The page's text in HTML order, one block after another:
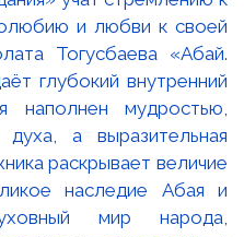
жизни алматинцев.
маршрута стал наш
Шорохова, которые
в Алматы». Так
пределы музейного
нас в город — к
привыкли видеть, но не
📌Следующий
уже в следующую